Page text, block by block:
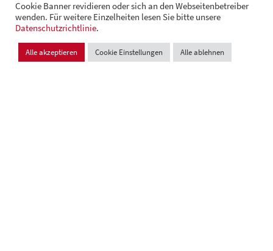
© Andrä Consulting Datenschutz
Cookie Einstellungen
Design und Entwicklung:VI BRAND STUDIOS
Cookie Banner revidieren oder sich an den Webseitenbetreiber
wenden. Für weitere Einzelheiten lesen Sie bitte unsere
Datenschutzrichtlinie.
Alle akzeptieren Cookie Einstellungen Alle ablehnen